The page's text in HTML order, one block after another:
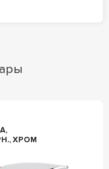
ХРОМ